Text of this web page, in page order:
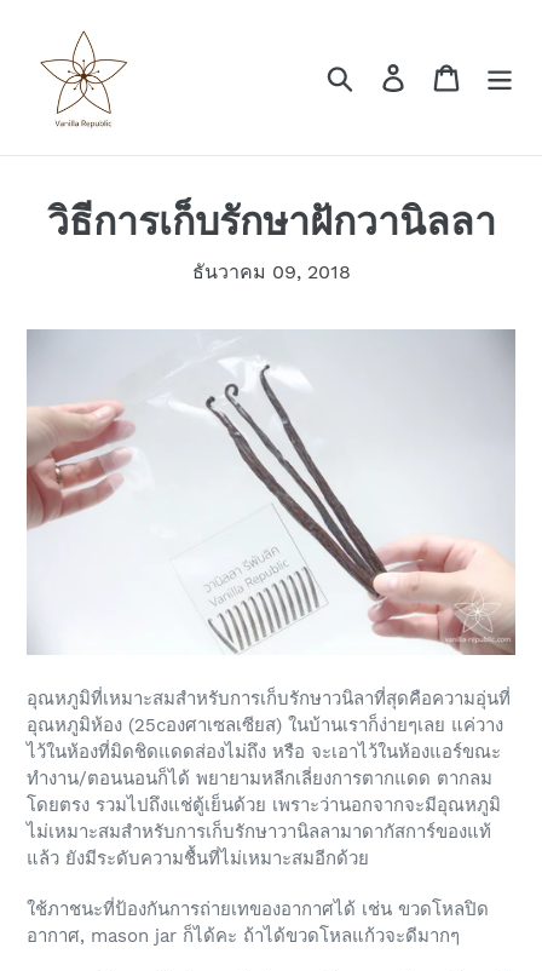
content
Search Log in Cart
วิธีการเก็บรักษาฝักวานิลลา
ธันวาคม 09, 2018
อุณหภูมิที่เหมาะสมสำหรับการเก็บรักษาวนิลาที่สุดคือความอุ่นที่
อุณหภูมิห้อง (25cองศาเซลเซียส) ในบ้านเราก็ง่ายๆเลย แค่วาง
ไว้ในห้องที่มิดชิดแดดส่องไม่ถึง หรือ จะเอาไว้ในห้องแอร์ขณะ
ทำงาน/ตอนนอนก็ได้ พยายามหลีกเลี่ยงการตากแดด ตากลม
โดยตรง รวมไปถึงแช่ตู้เย็นด้วย เพราะว่านอกจากจะมีอุณหภูมิ
ไม่เหมาะสมสำหรับการเก็บรักษาวานิลลามาดากัสการ์ของแท้
แล้ว ยังมีระดับความชื้นที่ไม่เหมาะสมอีกด้วย
ใช้ภาชนะที่ป้องกันการถ่ายเทของอากาศได้ เช่น ขวดโหลปิด
อากาศ, mason jar ก็ได้คะ ถ้าได้ขวดโหลแก้วจะดีมากๆ